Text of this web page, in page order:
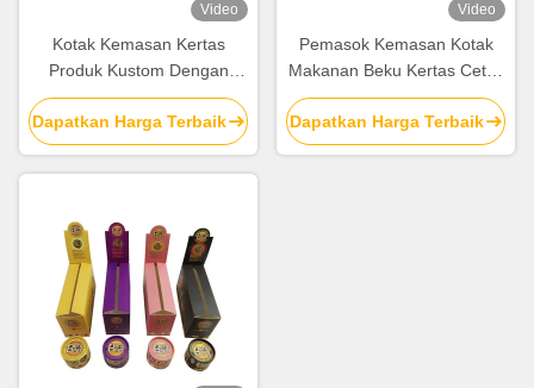
Video
Kotak Kemasan Kertas
Produk Kustom Dengan
Logo Stamping Foil Perak
Timbul
Dapatkan Harga Terbaik
Video
Pemasok Kemasan Kotak
Makanan Beku Kertas Cetak
Grosir untuk dijual
Dapatkan Harga Terbaik